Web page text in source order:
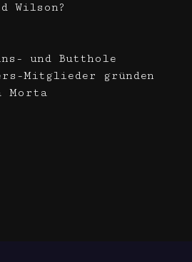
Wilson?
und Butthole
Mitglieder gründen
Morta